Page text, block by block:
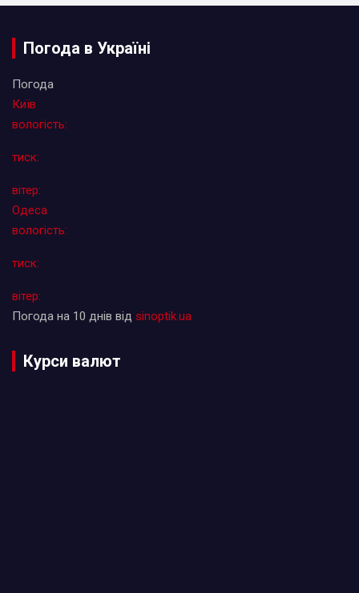
Погода в Україні
Погода
Київ
вологість:
тиск:
вітер:
Одеса
вологість:
тиск:
вітер:
Погода на 10 днів від sinoptik.ua
Курси валют